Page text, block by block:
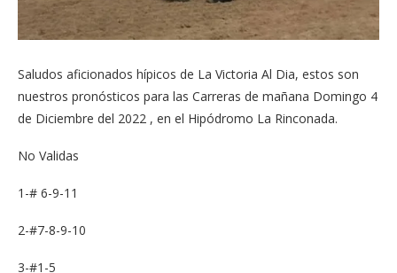
Saludos aficionados hípicos de La Victoria Al Dia, estos son
nuestros pronósticos para las Carreras de mañana Domingo 4
de Diciembre del 2022 , en el Hipódromo La Rinconada.
No Validas
1-# 6-9-11
2-#7-8-9-10
3-#1-5